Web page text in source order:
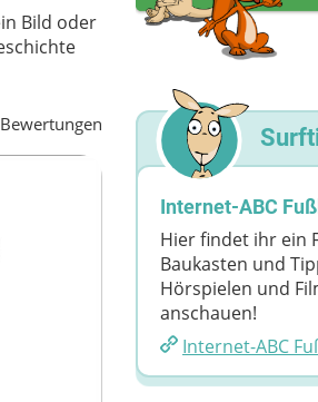
Bild oder
Bewertungen
Internet-ABC
Hier findet ihr ein
Baukasten und
Hörspielen und
anschauen!
Internet-ABC